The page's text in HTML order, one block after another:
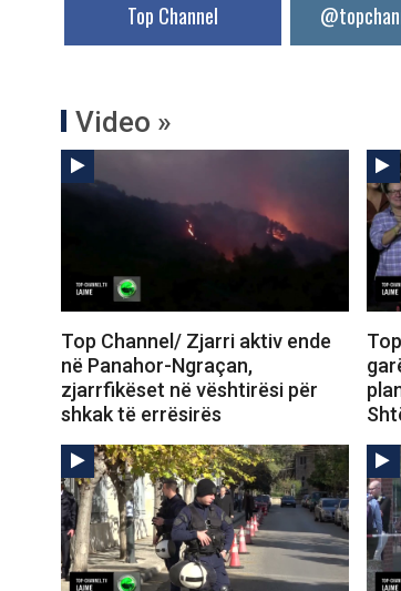
Top Channel
Video »
Top Channel/ Zjarri aktiv ende
në Panahor-Ngraçan,
zjarrfikëset në vështirësi për
shkak të errësirës